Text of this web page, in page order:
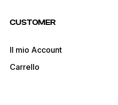
CUSTOMER
Il mio Account
Carrello